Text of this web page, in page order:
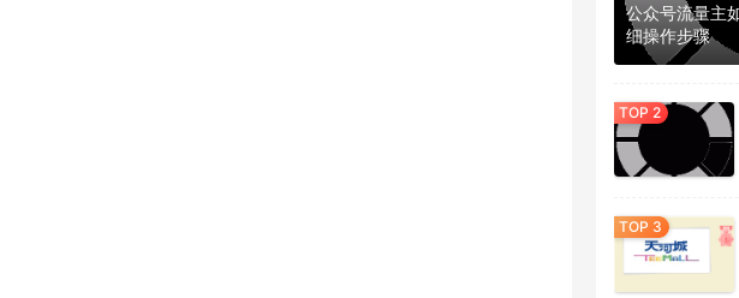
公众号流量主
细操作步骤